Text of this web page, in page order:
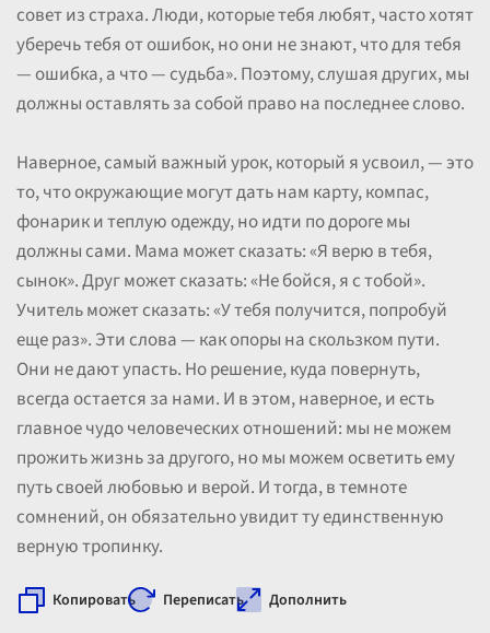
совет из страха. Люди, которые тебя любят, часто хотят
уберечь тебя от ошибок, но они не знают, что для тебя
— ошибка, а что — судьба». Поэтому, слушая других, мы
должны оставлять за собой право на последнее слово.
Наверное, самый важный урок, который я усвоил, — это
то, что окружающие могут дать нам карту, компас,
фонарик и теплую одежду, но идти по дороге мы
должны сами. Мама может сказать: «Я верю в тебя,
сынок». Друг может сказать: «Не бойся, я с тобой».
Учитель может сказать: «У тебя получится, попробуй
еще раз». Эти слова — как опоры на скользком пути.
Они не дают упасть. Но решение, куда повернуть,
всегда остается за нами. И в этом, наверное, и есть
главное чудо человеческих отношений: мы не можем
прожить жизнь за другого, но мы можем осветить ему
путь своей любовью и верой. И тогда, в темноте
сомнений, он обязательно увидит ту единственную
верную тропинку.
Копировать Переписать Дополнить